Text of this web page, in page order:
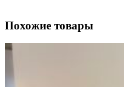
Похожие товары